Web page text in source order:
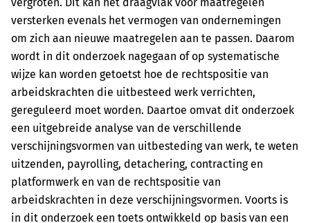
versterken evenals het vermogen van ondernemingen
om zich aan nieuwe maatregelen aan te passen. Daarom
wordt in dit onderzoek nagegaan of op systematische
wijze kan worden getoetst hoe de rechtspositie van
arbeidskrachten die uitbesteed werk verrichten,
gereguleerd moet worden. Daartoe omvat dit onderzoek
een uitgebreide analyse van de verschillende
verschijningsvormen van uitbesteding van werk, te weten
uitzenden, payrolling, detachering, contracting en
platformwerk en van de rechtspositie van
arbeidskrachten in deze verschijningsvormen. Voorts is
in dit onderzoek een toets ontwikkeld op basis van een